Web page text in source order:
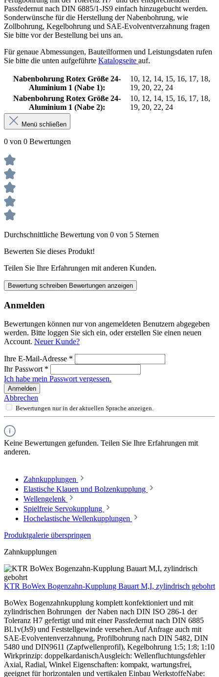
Passfedernut nach DIN 6885/1-JS9 einfach hinzugebucht werden.
Sonderwünsche für die Herstellung der Nabenbohrung, wie
Zollbohrung, Kegelbohrung und SAE-Evolventverzahnung fragen
Sie bitte vor der Bestellung bei uns an.
Für genaue Abmessungen, Bauteilformen und Leistungsdaten rufen
Sie bitte die unten aufgeführte Katalogseite auf.
Nabenbohrung Rotex Größe 24-
Aluminium 1 (Nabe 1):
10, 12, 14, 15, 16, 17, 18,
19, 20, 22, 24
Nabenbohrung Rotex Größe 24-
Aluminium 1 (Nabe 2):
10, 12, 14, 15, 16, 17, 18,
19, 20, 22, 24
Menü schließen
0 von 0 Bewertungen
Durchschnittliche Bewertung von 0 von 5 Sternen
Bewerten Sie dieses Produkt!
Teilen Sie Ihre Erfahrungen mit anderen Kunden.
Bewertung schreiben Bewertungen anzeigen
Anmelden
Bewertungen können nur von angemeldeten Benutzern abgegeben
werden. Bitte loggen Sie sich ein, oder erstellen Sie einen neuen
Account. Neuer Kunde?
Ihre E-Mail-Adresse *
Ihr Passwort *
Ich habe mein Passwort vergessen.
Anmelden
Abbrechen
Bewertungen nur in der aktuellen Sprache anzeigen.
Keine Bewertungen gefunden. Teilen Sie Ihre Erfahrungen mit
anderen.
Zahnkupplungen
Elastische Klauen und Bolzenkupplung
Wellengelenk
Spielfreie Servokupplung
Hochelastische Wellenkupplungen
Produktgalerie überspringen
Zahnkupplungen
KTR BoWex Bogenzahn-Kupplung Bauart M,I, zylindrisch gebohrt
BoWex Bogenzahnkupplung komplett konfektioniert und mit
zylindrischen Bohrungen der Naben nach DIN ISO 286-1 der
Toleranz H7 gefertigt und mit einer Passfedernut nach DIN 6885
Bl.1v(Js9) und Feststellgewinde versehen.Auf Anfrage auch mit
SAE-Evolventenverzahnung, Profilbohrung nach DIN 5482, DIN
5480 und DIN9611 (Zapfwellenprofil), Kegelbohrung 1:5; 1:8; 1:10
Wirkprinzip: doppelkardanischAusgleich: Wellenfluchtungsfehler
Axial, Radial, Winkel Eigenschaften: kompakt, wartungsfrei,
geeignet für horizontalen und vertikalen Einbau WerkstoffeNabe: